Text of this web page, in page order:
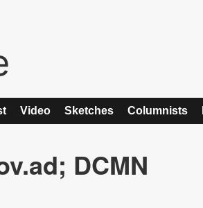
Video Sketches Columnists
DCMN